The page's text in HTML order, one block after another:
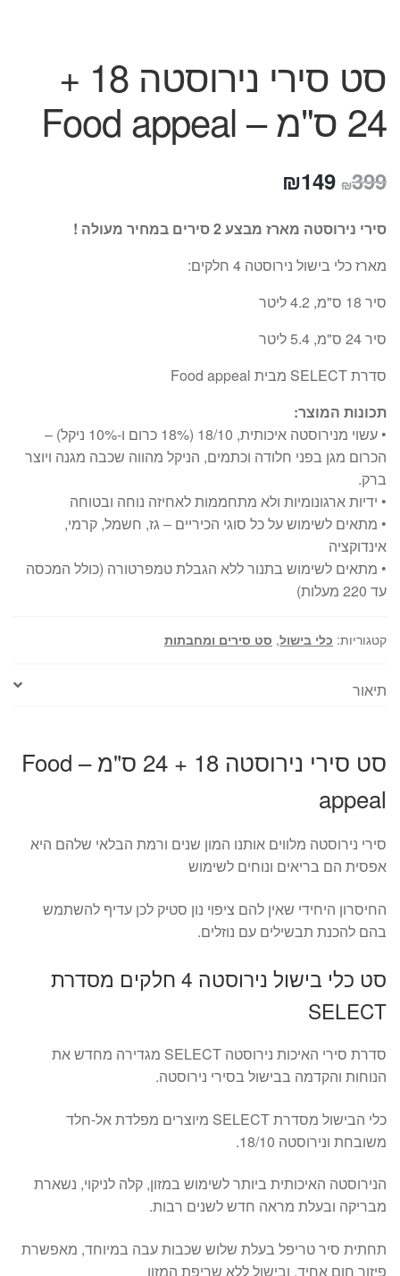
סט סירי נירוסטה 18 +
24 ס"מ – Food appeal
₪399 המחיר
היה:
₪399.
₪149
הוא:
₪149.
סירי נירוסטה מארז מבצע 2 סירים במחיר מעולה !
מארז כלי בישול נירוסטה 4 חלקים:
סיר 18 ס"מ, 4.2 ליטר
סיר 24 ס"מ, 5.4 ליטר
סדרת SELECT מבית Food appeal
תכונות המוצר:
• עשוי מנירוסטה איכותית, 18/10 (18% כרום ו-10% ניקל) –
הכרום מגן בפני חלודה וכתמים, הניקל מהווה שכבה מגנה ויוצר
ברק.
• ידיות ארגונומיות ולא מתחממות לאחיזה נוחה ובטוחה
• מתאים לשימוש על כל סוגי הכיריים – גז, חשמל, קרמי,
אינדוקציה
• מתאים לשימוש בתנור ללא הגבלת טמפרטורה (כולל המכסה
עד 220 מעלות)
קטגוריות: כלי בישול, סט סירים ומחבתות
תיאור
סט סירי נירוסטה 18 + 24 ס"מ – Food
appeal
סירי נירוסטה מלווים אותנו המון שנים ורמת הבלאי שלהם היא
אפסית הם בריאים ונוחים לשימוש
החיסרון היחידי שאין להם ציפוי נון סטיק לכן עדיף להשתמש
בהם להכנת תבשילים עם נוזלים.
סט כלי בישול נירוסטה 4 חלקים מסדרת
SELECT
סדרת סירי האיכות נירוסטה SELECT מגדירה מחדש את
הנוחות והקדמה בבישול בסירי נירוסטה.
כלי הבישול מסדרת SELECT מיוצרים מפלדת אל-חלד
משובחת ונירוסטה 18/10.
הנירוסטה האיכותית ביותר לשימוש במזון, קלה לניקוי, נשארת
מבריקה ובעלת מראה חדש לשנים רבות.
תחתית סיר טריפל בעלת שלוש שכבות עבה במיוחד, מאפשרת
פיזור חום אחיד, ובישול ללא שריפת המזון